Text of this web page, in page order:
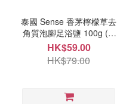
泰國 Sense 香茅檸檬草去
角質泡腳足浴鹽 100g ( 1
套3包）9月尾
HK$59.00
HK$79.00